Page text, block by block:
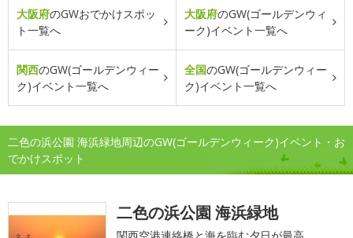
大阪府のGWおでかけスポッ
ト一覧へ
大阪府のGW(ゴールデンウィ
ーク)イベント一覧へ
関西のGW(ゴールデンウィー
ク)イベント一覧へ
全国のGW(ゴールデンウィー
ク)イベント一覧へ
二色の浜公園 海浜緑地周辺のGW(ゴールデンウィーク)イベント・お
でかけスポット
二色の浜公園 海浜緑地